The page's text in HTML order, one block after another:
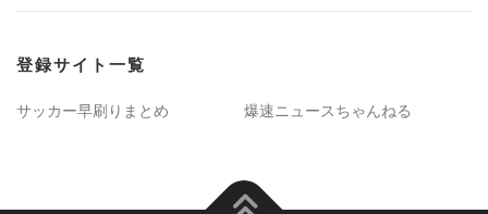
登録サイト一覧
サッカー早刷りまとめ 爆速ニュースちゃんねる